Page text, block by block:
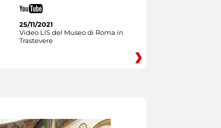
25/11/2021
Video LIS del Museo di Roma in
Trastevere